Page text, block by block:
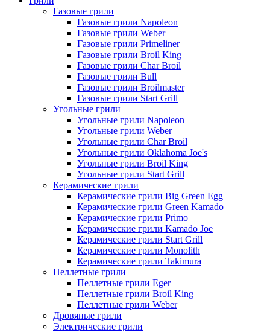
Газовые грили
Газовые грили Napoleon
Газовые грили Weber
Газовые грили Primeliner
Газовые грили Broil King
Газовые грили Char Broil
Газовые грили Bull
Газовые грили Broilmaster
Газовые грили Start Grill
Угольные грили
Угольные грили Napoleon
Угольные грили Weber
Угольные грили Char Broil
Угольные грили Oklahoma Joe's
Угольные грили Broil King
Угольные грили Start Grill
Керамические грили
Керамические грили Big Green Egg
Керамические грили Green Kamado
Керамические грили Primo
Керамические грили Kamado Joe
Керамические грили Start Grill
Керамические грили Monolith
Керамические грили Takimura
Пеллетные грили
Пеллетные грили Eger
Пеллетные грили Broil King
Пеллетные грили Weber
Дровяные грили
Электрические грили